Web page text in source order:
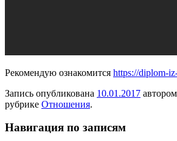
Рекомендую ознакомится https://diplom-
Запись опубликована 10.01.2017 автором
рубрике Отношения.
Навигация по записям